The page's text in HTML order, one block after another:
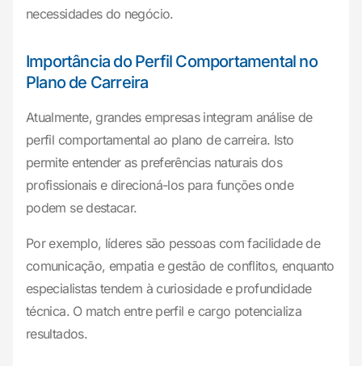
necessidades do negócio.
Importância do Perfil Comportamental no
Plano de Carreira
Atualmente, grandes empresas integram análise de
perfil comportamental ao plano de carreira. Isto
permite entender as preferências naturais dos
profissionais e direcioná-los para funções onde
podem se destacar.
Por exemplo, líderes são pessoas com facilidade de
comunicação, empatia e gestão de conflitos, enquanto
especialistas tendem à curiosidade e profundidade
técnica. O match entre perfil e cargo potencializa
resultados.